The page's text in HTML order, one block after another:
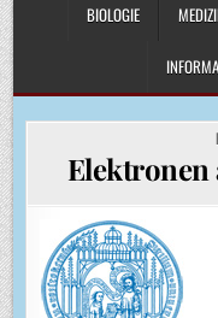
BIOLOGIE
Elektronen